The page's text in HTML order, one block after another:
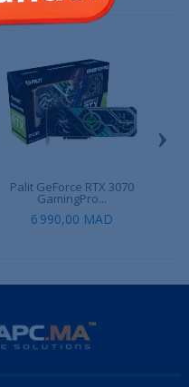
Palit GeForce RTX 3070
GamingPro...
6 990,00 MAD
›